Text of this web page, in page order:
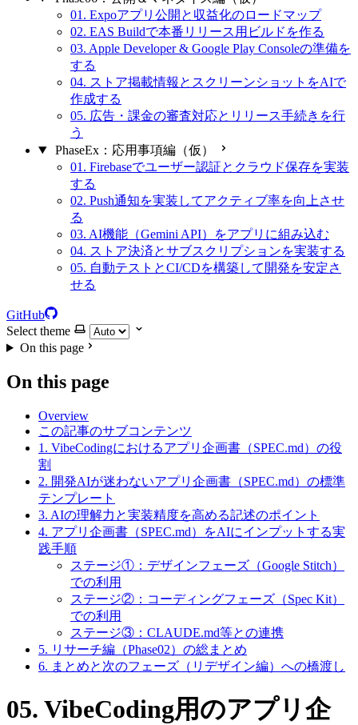
01. Expoアプリ公開と収益化のロードマップ
02. EAS Buildで本番リリース用ビルドを作る
03. Apple Developer & Google Play Consoleの準備を
する
04. ストア掲載情報とスクリーンショットをAIで
作成する
05. 広告・課金の審査対応とリリース手続きを行
う
PhaseEx：応用事項編（仮）
01. Firebaseでユーザー認証とクラウド保存を実装
する
02. Push通知を実装してアクティブ率を向上させ
る
03. AI機能（Gemini API）をアプリに組み込む
04. ストア決済とサブスクリプションを実装する
05. 自動テストとCI/CDを構築して開発を安定さ
せる
GitHub
Select theme
On this page
On this page
Overview
この記事のサブコンテンツ
1. VibeCodingにおけるアプリ企画書（SPEC.md）の役
割
2. 開発AIが迷わないアプリ企画書（SPEC.md）の標準
テンプレート
3. AIの理解力と実装精度を高める記述のポイント
4. アプリ企画書（SPEC.md）をAIにインプットする実
践手順
ステージ①：デザインフェーズ（Google Stitch）
での利用
ステージ②：コーディングフェーズ（Spec Kit）
での利用
ステージ③：CLAUDE.md等との連携
5. リサーチ編（Phase02）の総まとめ
6. まとめと次のフェーズ（リデザイン編）への橋渡し
05. VibeCoding用のアプリ企